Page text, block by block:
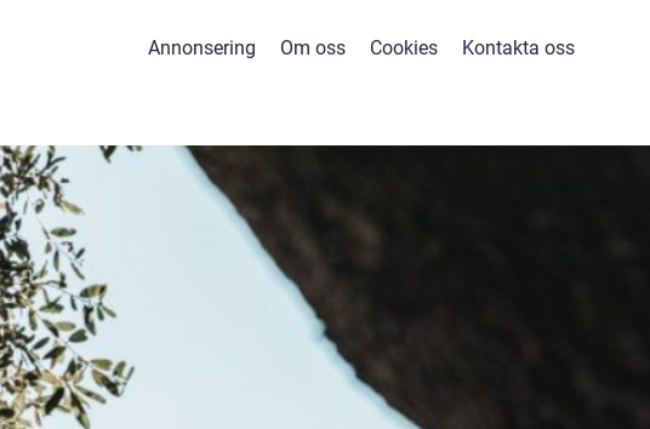
Annonsering Om oss Cookies Kontakta oss